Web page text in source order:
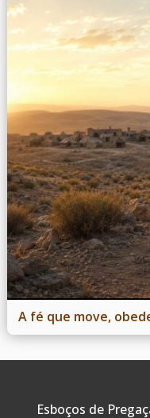
A fé que move,
Esboços de